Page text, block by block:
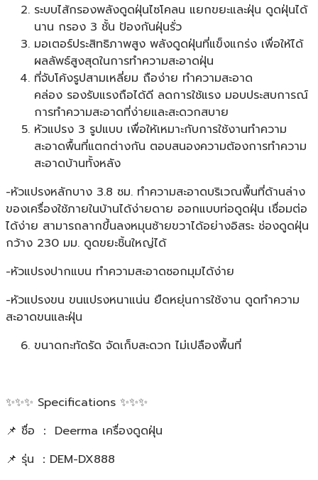
ระบบไส้กรองพลังดูดฝุ่นไซโคลน แยกขยะและฝุ่น ดูดฝุ่นได้
นาน กรอง 3 ชั้น ป้องกันฝุ่นรั่ว
มอเตอร์ประสิทธิภาพสูง พลังดูดฝุ่นที่แข็งแกร่ง เพื่อให้ได้
ผลลัพธ์สูงสุดในการทำความสะอาดฝุ่น
ที่จับโค้งรูปสามเหลี่ยม ถือง่าย ทำความสะอาด
คล่อง รองรับแรงถือได้ดี ลดการใช้แรง มอบประสบการณ์
การทำความสะอาดที่ง่ายและสะดวกสบาย
หัวแปรง 3 รูปแบบ เพื่อให้เหมาะกับการใช้งานทำความ
สะอาดพื้นที่แตกต่างกัน ตอบสนองความต้องการทำความ
สะอาดบ้านทั้งหลัง
-หัวแปรงหลักบาง 3.8 ซม. ทำความสะอาดบริเวณพื้นที่ด้านล่าง
ของเครื่องใช้ภายในบ้านได้ง่ายดาย ออกแบบท่อดูดฝุ่น เชื่อมต่อ
ได้ง่าย สามารถลากขึ้นลงหมุนซ้ายขวาได้อย่างอิสระ ช่องดูดฝุ่น
กว้าง 230 มม. ดูดขยะชิ้นใหญ่ได้
-หัวแปรงปากแบน ทำความสะอาดซอกมุมได้ง่าย
-หัวแปรงขน ขนแปรงหนาแน่น ยืดหยุ่นการใช้งาน ดูดทำความ
สะอาดขนและฝุ่น
ขนาดกะทัดรัด จัดเก็บสะดวก ไม่เปลืองพื้นที่
✨✨✨ Specifications ✨✨✨
📌 ชื่อ ： Deerma เครื่องดูดฝุ่น
📌 รุ่น ：DEM-DX888